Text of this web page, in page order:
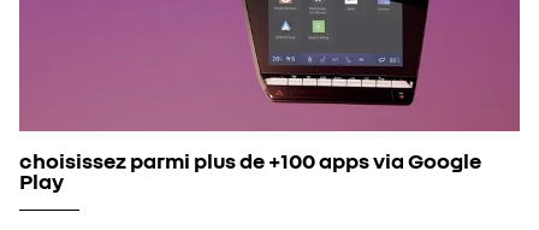
choisissez parmi plus de +100 apps via Google
Play